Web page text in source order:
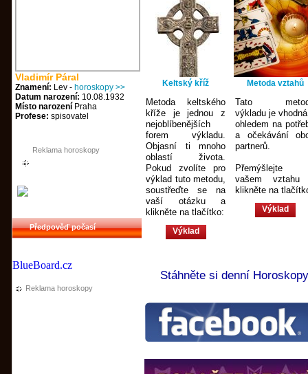
Vladimír Páral
Znamení: Lev - horoskopy >>
Datum narození: 10.08.1932
Místo narození Praha
Profese: spisovatel
Reklama horoskopy
Předpověď počasí
BlueBoard.cz
Reklama horoskopy
Keltský kříž
Metoda keltského
kříže je jednou z
nejoblíbenějších
forem výkladu.
Objasní ti mnoho
oblastí života.
Pokud zvolíte pro
výklad tuto metodu,
soustřeďte se na
vaší otázku a
klikněte na tlačítko:
Metoda vztahů
Tato
výkladu je
ohledem na
a očekávání
partnerů.
Přemýšlejte
vašem vztahu
klikněte na
Stáhněte si denní